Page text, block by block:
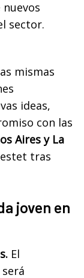
sector.
mismas
ideas,
con las
Aires y La
tras
joven en
El